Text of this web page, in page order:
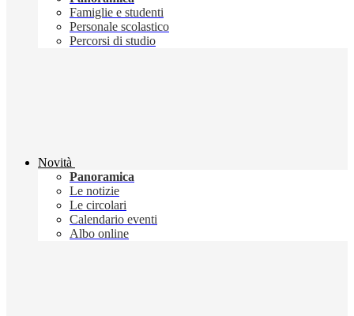
Famiglie e studenti
Personale scolastico
Percorsi di studio
Novità
Panoramica
Le notizie
Le circolari
Calendario eventi
Albo online